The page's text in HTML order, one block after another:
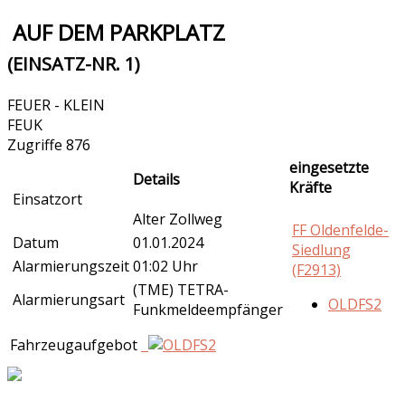
AUF DEM PARKPLATZ
(EINSATZ-NR. 1)
FEUER - KLEIN
FEUK
Zugriffe 876
Einsatzort
Details
Alter Zollweg
Datum
01.01.2024
Alarmierungszeit01:02 Uhr
Alarmierungsart (TME) TETRA-
Funkmeldeempfänger
eingesetzte
Kräfte
FF Oldenfelde-
Siedlung
(F2913)
OLDFS2
Fahrzeugaufgebot